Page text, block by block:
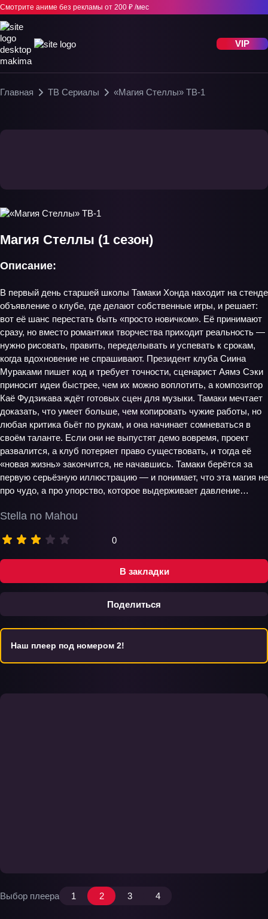
Смотрите аниме без рекламы от 200 ₽ /мес
VIP
Главная ТВ Сериалы «Магия Стеллы» ТВ-1
В закладки
Поделиться
Магия Стеллы (1 сезон)
Stella no Mahou
0
Описание:
В первый день старшей школы Тамаки Хонда находит на стенде
объявление о клубе, где делают собственные игры, и решает:
вот её шанс перестать быть «просто новичком». Её принимают
сразу, но вместо романтики творчества приходит реальность —
нужно рисовать, править, переделывать и успевать к срокам,
когда вдохновение не спрашивают. Президент клуба Сиина
Мураками пишет код и требует точности, сценарист Аямэ Сэки
приносит идеи быстрее, чем их можно воплотить, а композитор
Каё Фудзикава ждёт готовых сцен для музыки. Тамаки мечтает
доказать, что умеет больше, чем копировать чужие работы, но
любая критика бьёт по рукам, и она начинает сомневаться в
своём таланте. Если они не выпустят демо вовремя, проект
развалится, а клуб потеряет право существовать, и тогда её
«новая жизнь» закончится, не начавшись. Тамаки берётся за
первую серьёзную иллюстрацию — и понимает, что эта магия не
про чудо, а про упорство, которое выдерживает давление…
Наш плеер под номером 2!
Выбор плеера 1 2 3 4